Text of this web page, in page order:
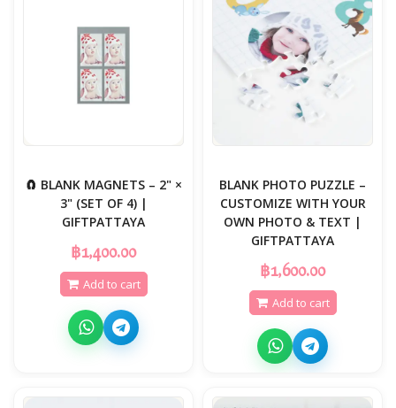
🧲 BLANK MAGNETS – 2" ×
3" (SET OF 4) |
GIFTPATTAYA
฿1,400.00
Add to cart
BLANK PHOTO PUZZLE –
CUSTOMIZE WITH YOUR
OWN PHOTO & TEXT |
GIFTPATTAYA
฿1,600.00
Add to cart